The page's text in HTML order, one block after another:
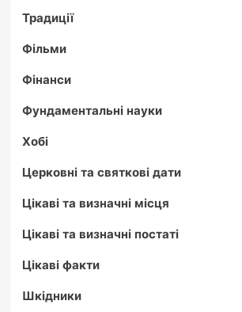
Традиції
Фільми
Фінанси
Фундаментальні науки
Хобі
Церковні та святкові дати
Цікаві та визначні місця
Цікаві та визначні постаті
Цікаві факти
Шкідники